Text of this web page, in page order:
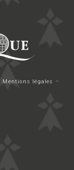
Mentions légales
–